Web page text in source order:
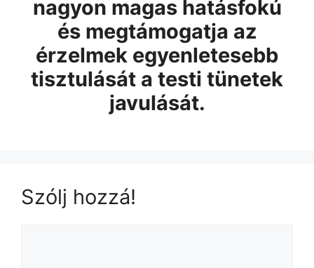
nagyon magas hatásfokú
és megtámogatja az
érzelmek egyenletesebb
tisztulását a testi tünetek
javulását.
Szólj hozzá!